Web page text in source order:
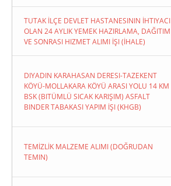
TUTAK İLÇE DEVLET HASTANESININ İHTIYACI
OLAN 24 AYLIK YEMEK HAZIRLAMA, DAĞITIM
VE SONRASI HIZMET ALIMI İŞI (İHALE)
DIYADIN KARAHASAN DERESI-TAZEKENT
KÖYÜ-MOLLAKARA KÖYÜ ARASI YOLU 14 KM
BSK (BITÜMLÜ SICAK KARIŞIM) ASFALT
BINDER TABAKASI YAPIM İŞI (KHGB)
TEMİZLİK MALZEME ALIMI (DOĞRUDAN
TEMIN)